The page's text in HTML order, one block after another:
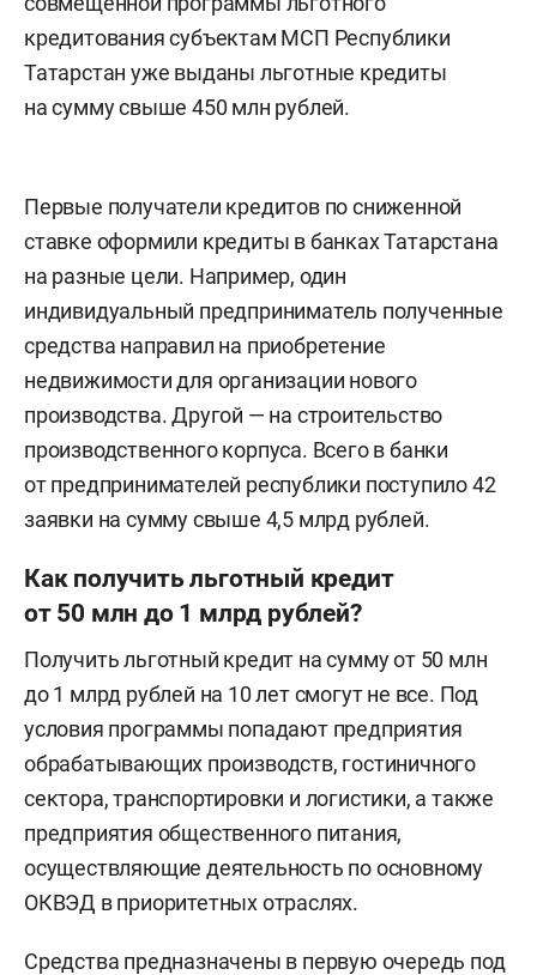
кредитования субъектам МСП Республики
Татарстан уже выданы льготные кредиты
на сумму свыше 450 млн рублей.
Первые получатели кредитов по сниженной
ставке оформили кредиты в банках Татарстана
на разные цели. Например, один
индивидуальный предприниматель полученные
средства направил на приобретение
недвижимости для организации нового
производства. Другой — на строительство
производственного корпуса. Всего в банки
от предпринимателей республики поступило 42
заявки на сумму свыше 4,5 млрд рублей.
Как получить льготный кредит
от 50 млн до 1 млрд рублей?
Получить льготный кредит на сумму от 50 млн
до 1 млрд рублей на 10 лет смогут не все. Под
условия программы попадают предприятия
обрабатывающих производств, гостиничного
сектора, транспортировки и логистики, а также
предприятия общественного питания,
осуществляющие деятельность по основному
ОКВЭД в приоритетных отраслях.
Средства предназначены в первую очередь под